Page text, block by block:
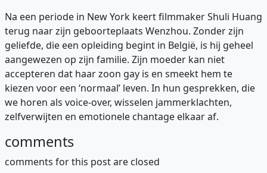
Na een periode in New York keert filmmaker Shuli Huang
terug naar zijn geboorteplaats Wenzhou. Zonder zijn
geliefde, die een opleiding begint in België, is hij geheel
aangewezen op zijn familie. Zijn moeder kan niet
accepteren dat haar zoon gay is en smeekt hem te
kiezen voor een ‘normaal’ leven. In hun gesprekken, die
we horen als voice-over, wisselen jammerklachten,
zelfverwijten en emotionele chantage elkaar af.
comments
comments for this post are closed